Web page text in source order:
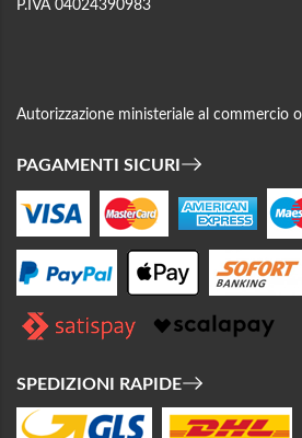
P.IVA 04024390983
Autorizzazione ministeriale al commercio
PAGAMENTI SICURI
SPEDIZIONI RAPIDE